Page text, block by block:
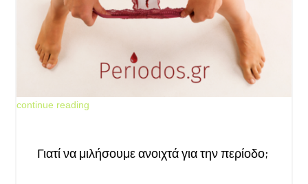
May 30, 2026
Γιατί να μιλήσουμε ανοιχτά για την περίοδο;
continue reading